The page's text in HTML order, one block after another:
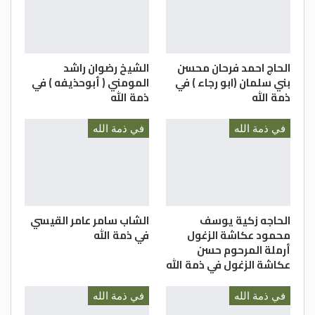
الحاج احمد فرحان محسن
بني سلمان (ابو رجاء ) في
ذمة الله
الشيخ رضوان راشد
المومني ( أبوحذيفه ) في
ذمة الله
في ذمة الله
الحاجه زكية يوسف
محمود عكاشة الزغول
أرملة المرحوم حسن
عكاشة الزغول في ذمة الله
في ذمة الله
الشاب سامر عامر القيسي
في ذمة الله
في ذمة الله في ذمة الله